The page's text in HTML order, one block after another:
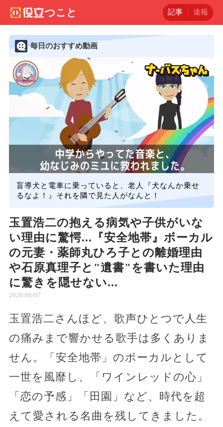
記事 速報
毎日のおすすめ動画
盲導犬と電車に乗っていると、老人『犬なんか乗せ
るなよ！』それを隣で見た人がなんと！
玉置浩二の抱える病気や子供がいな
い理由に驚愕...『安全地帯』ボーカル
の元妻・薬師丸ひろ子との離婚理由
や石原真理子と"遺書"を書いた理由
に驚きを隠せない...
2026/06/07
玉置浩二さんほど、歌声ひとつで人生
の痛みまで響かせる歌手は多くありま
せん。「安全地帯」のボーカルとして
一世を風靡し、「ワインレッドの心」
「恋の予感」「田園」など、時代を超
えて愛される名曲を残してきました。